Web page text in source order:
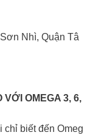
Nhì, Quận Tâ
VỚI OMEGA 3, 6,
chỉ biết đến Omeg